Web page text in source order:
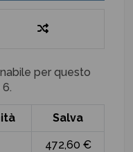
per questo
Salva
472,60 €